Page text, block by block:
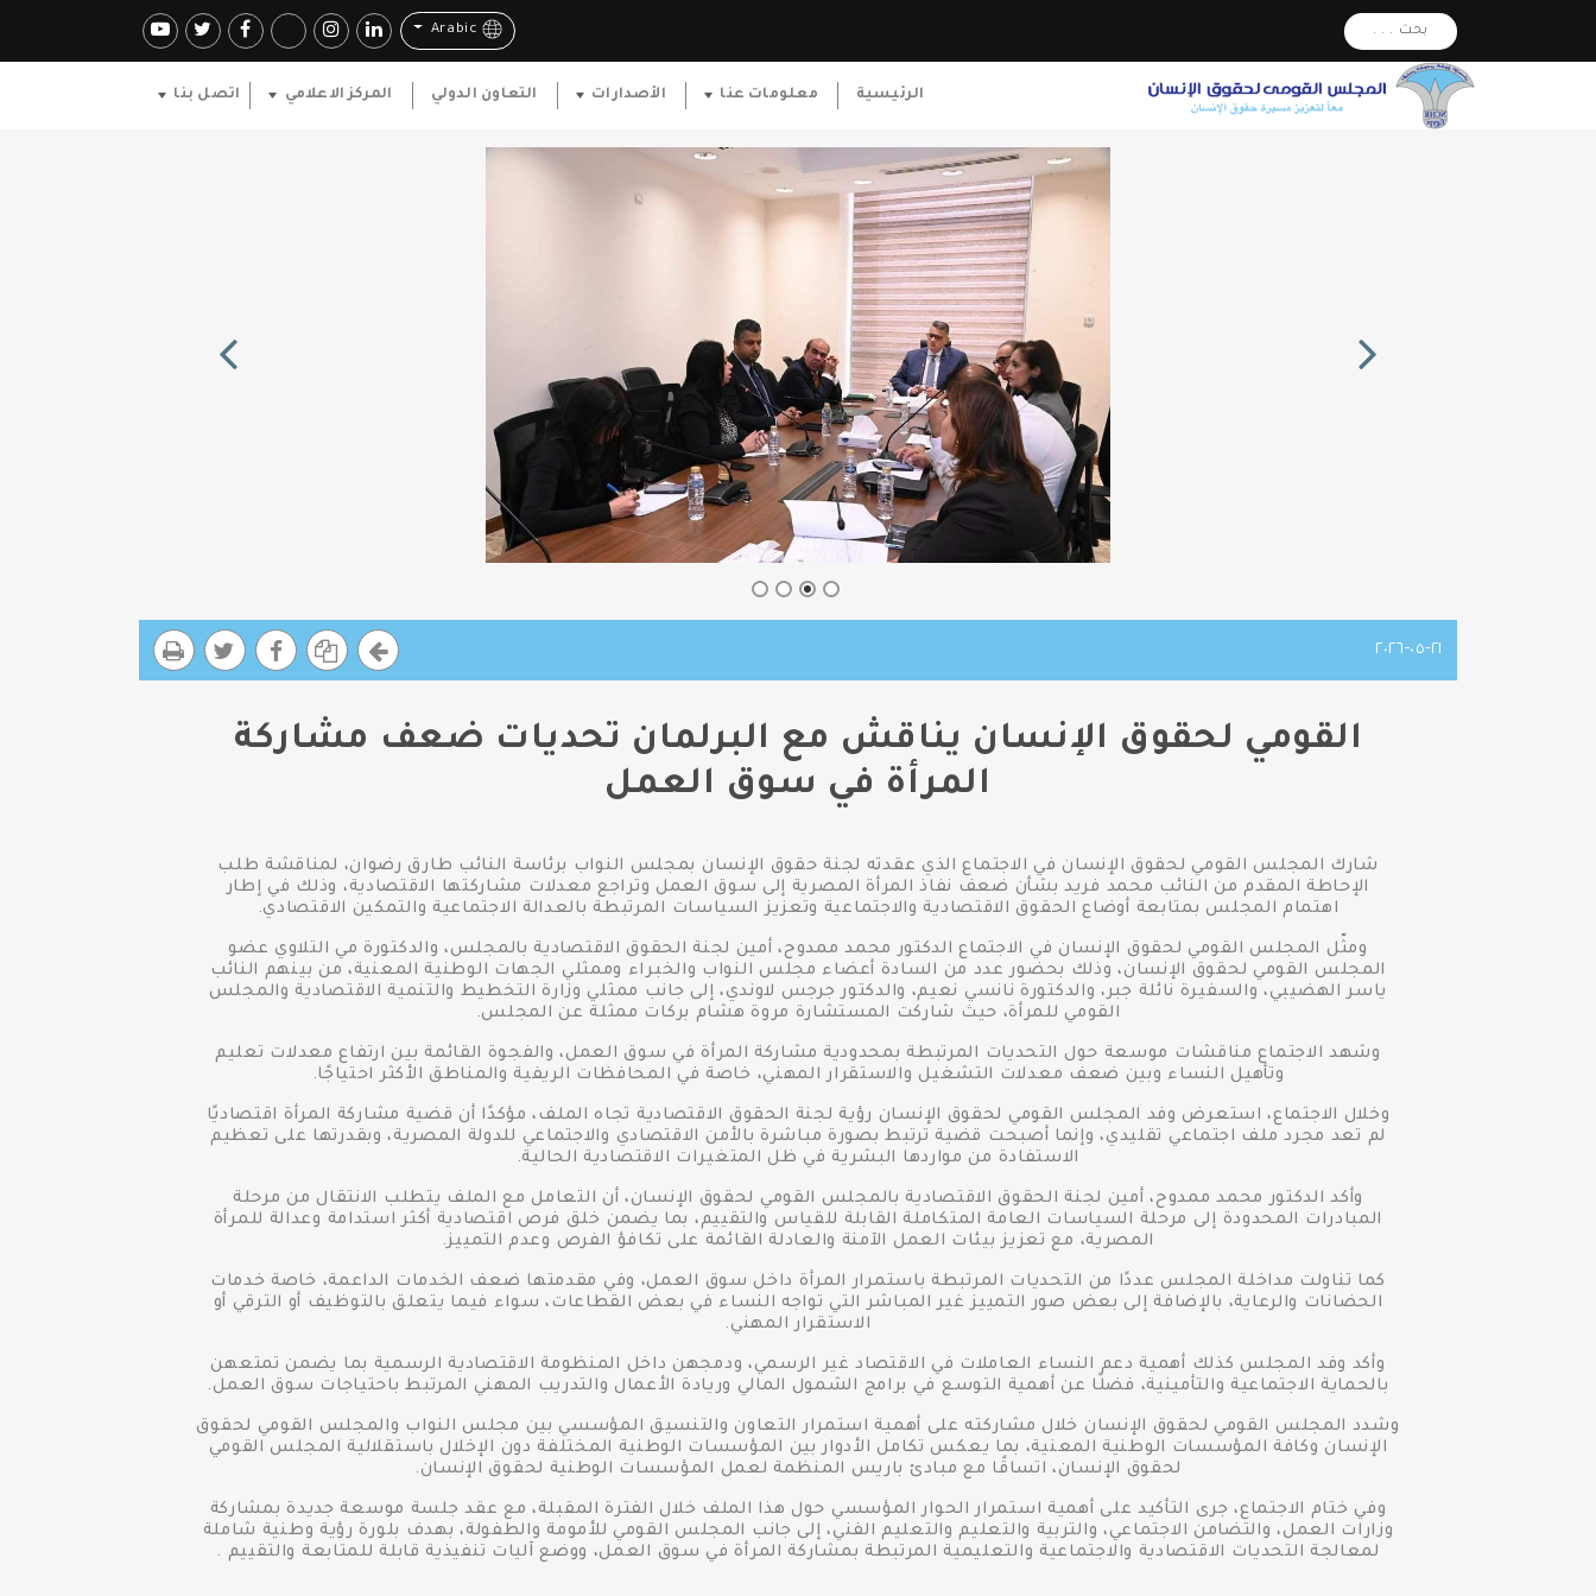
بحث . . . Arabic
الرئيسية معلومات عنا الأصدارات التعاون الدولي المركز الاعلامي اتصل بنا
٢١-٠٥-٢٠٢٦
القومي لحقوق الإنسان يناقش مع البرلمان تحديات ضعف مشاركة
المرأة في سوق العمل
شارك المجلس القومي لحقوق الإنسان في الاجتماع الذي عقدته لجنة حقوق الإنسان بمجلس النواب برئاسة النائب طارق رضوان، لمناقشة طلب
الإحاطة المقدم من النائب محمد فريد بشأن ضعف نفاذ المرأة المصرية إلى سوق العمل وتراجع معدلات مشاركتها الاقتصادية، وذلك في إطار
اهتمام المجلس بمتابعة أوضاع الحقوق الاقتصادية والاجتماعية وتعزيز السياسات المرتبطة بالعدالة الاجتماعية والتمكين الاقتصادي.
ومثّل المجلس القومي لحقوق الإنسان في الاجتماع الدكتور محمد ممدوح، أمين لجنة الحقوق الاقتصادية بالمجلس، والدكتورة مي التلاوي عضو
المجلس القومي لحقوق الإنسان، وذلك بحضور عدد من السادة أعضاء مجلس النواب والخبراء وممثلي الجهات الوطنية المعنية، من بينهم النائب
ياسر الهضيبي، والسفيرة نائلة جبر، والدكتورة نانسي نعيم، والدكتور جرجس لاوندي، إلى جانب ممثلي وزارة التخطيط والتنمية الاقتصادية والمجلس
القومي للمرأة، حيث شاركت المستشارة مروة هشام بركات ممثلة عن المجلس.
وشهد الاجتماع مناقشات موسعة حول التحديات المرتبطة بمحدودية مشاركة المرأة في سوق العمل، والفجوة القائمة بين ارتفاع معدلات تعليم
وتأهيل النساء وبين ضعف معدلات التشغيل والاستقرار المهني، خاصة في المحافظات الريفية والمناطق الأكثر احتياجًا.
وخلال الاجتماع، استعرض وفد المجلس القومي لحقوق الإنسان رؤية لجنة الحقوق الاقتصادية تجاه الملف، مؤكدًا أن قضية مشاركة المرأة اقتصاديًا
لم تعد مجرد ملف اجتماعي تقليدي، وإنما أصبحت قضية ترتبط بصورة مباشرة بالأمن الاقتصادي والاجتماعي للدولة المصرية، وبقدرتها على تعظيم
الاستفادة من مواردها البشرية في ظل المتغيرات الاقتصادية الحالية.
وأكد الدكتور محمد ممدوح، أمين لجنة الحقوق الاقتصادية بالمجلس القومي لحقوق الإنسان، أن التعامل مع الملف يتطلب الانتقال من مرحلة
المبادرات المحدودة إلى مرحلة السياسات العامة المتكاملة القابلة للقياس والتقييم، بما يضمن خلق فرص اقتصادية أكثر استدامة وعدالة للمرأة
المصرية، مع تعزيز بيئات العمل الآمنة والعادلة القائمة على تكافؤ الفرص وعدم التمييز.
كما تناولت مداخلة المجلس عددًا من التحديات المرتبطة باستمرار المرأة داخل سوق العمل، وفي مقدمتها ضعف الخدمات الداعمة، خاصة خدمات
الحضانات والرعاية، بالإضافة إلى بعض صور التمييز غير المباشر التي تواجه النساء في بعض القطاعات، سواء فيما يتعلق بالتوظيف أو الترقي أو
الاستقرار المهني.
وأكد وفد المجلس كذلك أهمية دعم النساء العاملات في الاقتصاد غير الرسمي، ودمجهن داخل المنظومة الاقتصادية الرسمية بما يضمن تمتعهن
بالحماية الاجتماعية والتأمينية، فضلًا عن أهمية التوسع في برامج الشمول المالي وريادة الأعمال والتدريب المهني المرتبط باحتياجات سوق العمل.
وشدد المجلس القومي لحقوق الإنسان خلال مشاركته على أهمية استمرار التعاون والتنسيق المؤسسي بين مجلس النواب والمجلس القومي لحقوق
الإنسان وكافة المؤسسات الوطنية المعنية، بما يعكس تكامل الأدوار بين المؤسسات الوطنية المختلفة دون الإخلال باستقلالية المجلس القومي
لحقوق الإنسان، اتساقًا مع مبادئ باريس المنظمة لعمل المؤسسات الوطنية لحقوق الإنسان.
وفي ختام الاجتماع، جرى التأكيد على أهمية استمرار الحوار المؤسسي حول هذا الملف خلال الفترة المقبلة، مع عقد جلسة موسعة جديدة بمشاركة
وزارات العمل، والتضامن الاجتماعي، والتربية والتعليم والتعليم الفني، إلى جانب المجلس القومي للأمومة والطفولة، بهدف بلورة رؤية وطنية شاملة
لمعالجة التحديات الاقتصادية والاجتماعية والتعليمية المرتبطة بمشاركة المرأة في سوق العمل، ووضع آليات تنفيذية قابلة للمتابعة والتقييم .